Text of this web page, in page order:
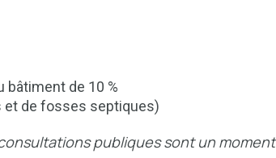
bâtiment de 10 %
et de fosses septiques)
publiques sont un moment